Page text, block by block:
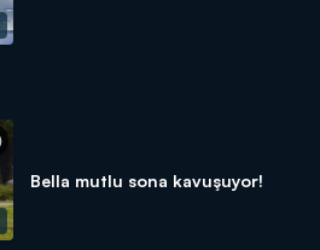
Bella mutlu sona kavuşuyor!